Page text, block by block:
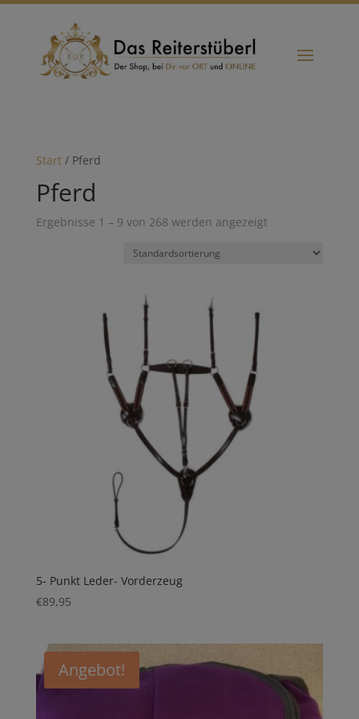
Start/ Pferd
Pferd
Ergebnisse 1 – 9 von 268 werden angezeigt
5- Punkt Leder- Vorderzeug
€89,95
Angebot!